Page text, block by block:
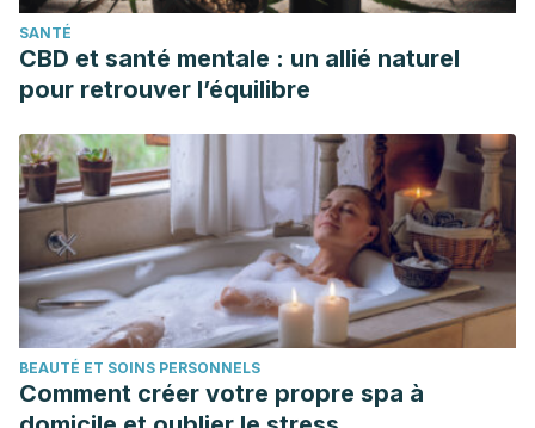
SANTÉ
CBD et santé mentale : un allié naturel
pour retrouver l’équilibre
BEAUTÉ ET SOINS PERSONNELS
Comment créer votre propre spa à